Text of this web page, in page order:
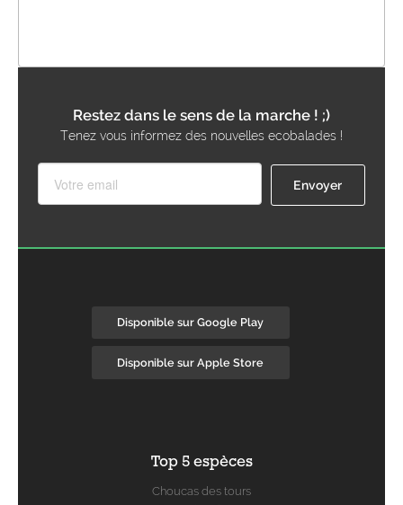
Restez dans le sens de la marche ! ;)
Tenez vous informez des nouvelles ecobalades !
Disponible sur Google Play
Disponible sur Apple Store
Top 5 espèces
Choucas des tours